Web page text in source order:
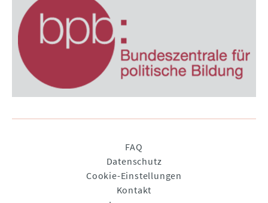
FAQ
Datenschutz
Cookie-Einstellungen
Kontakt